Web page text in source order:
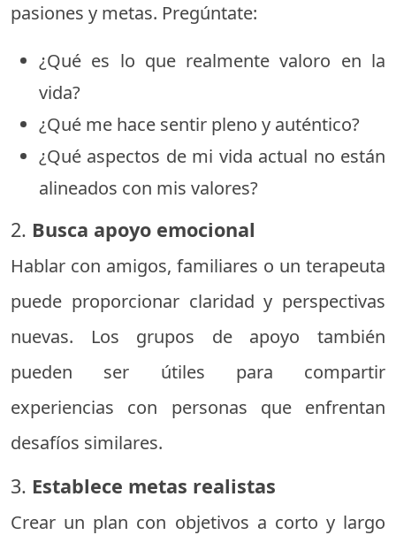
pasiones y metas. Pregúntate:
¿Qué es lo que realmente valoro en la
vida?
¿Qué me hace sentir pleno y auténtico?
¿Qué aspectos de mi vida actual no están
alineados con mis valores?
2. Busca apoyo emocional
Hablar con amigos, familiares o un terapeuta
puede proporcionar claridad y perspectivas
nuevas. Los grupos de apoyo también
pueden ser útiles para compartir
experiencias con personas que enfrentan
desafíos similares.
3. Establece metas realistas
Crear un plan con objetivos a corto y largo